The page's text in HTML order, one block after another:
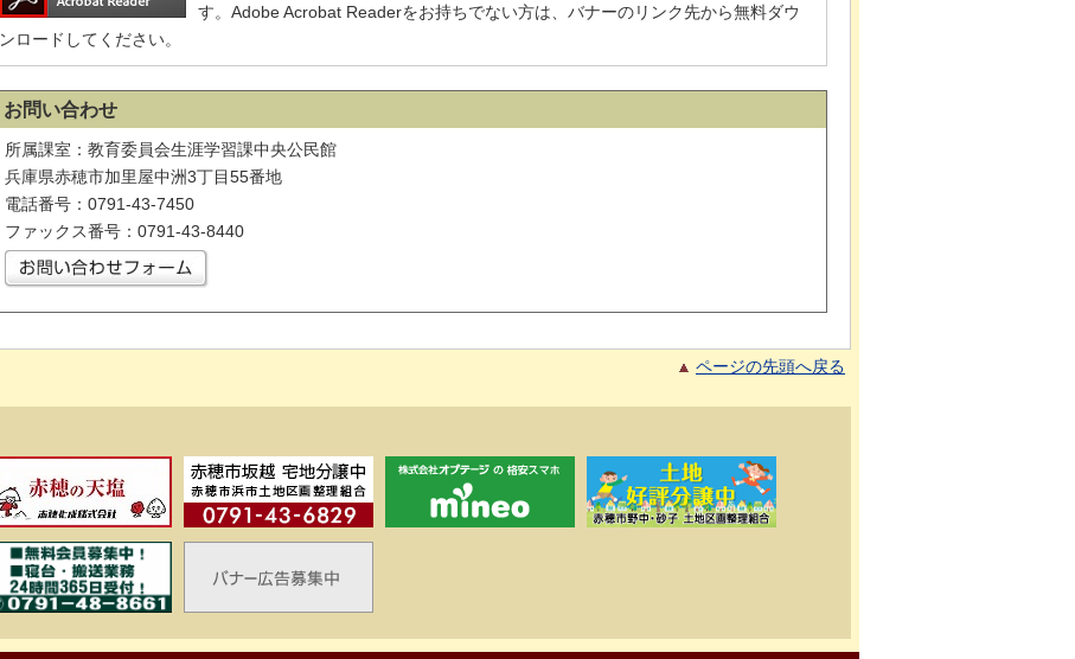
す。Adobe Acrobat Readerをお持ちでない方は、バナーのリンク先から無料ダウ
ンロードしてください。
お問い合わせ
所属課室：教育委員会生涯学習課中央公民館
兵庫県赤穂市加里屋中洲3丁目55番地
電話番号：0791-43-7450
ファックス番号：0791-43-8440
ページの先頭へ戻る